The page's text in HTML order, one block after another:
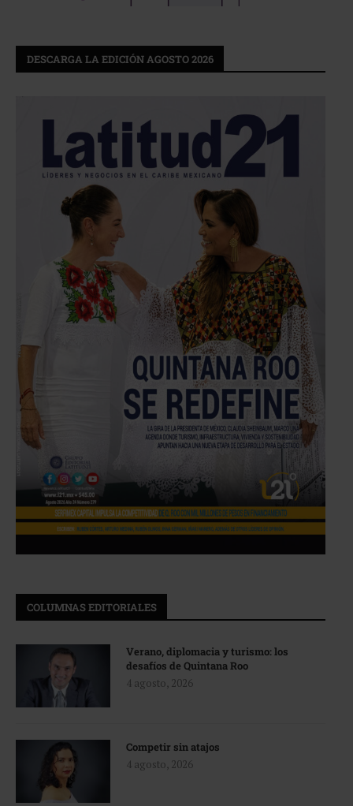
DESCARGA LA EDICIÓN AGOSTO 2026
COLUMNAS EDITORIALES
Verano, diplomacia y turismo: los
desafíos de Quintana Roo
4 agosto, 2026
Competir sin atajos
4 agosto, 2026